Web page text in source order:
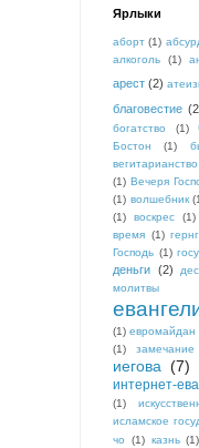
Ярлыки
аборт (1)
алкоголь
(1)
арест (2)
благовестие
богатство (1)
Бостон
(1)
вегитарианство
(1) Вечеря
(1) волшебник
(1)
воскрес (1)
время (1)
Господь (1)
деньги (2)
молитвы
(1) евромайдан
(1)
замечание
иегова (7)
интернет-
(1)
исламское
чо
(1) казнь (1)